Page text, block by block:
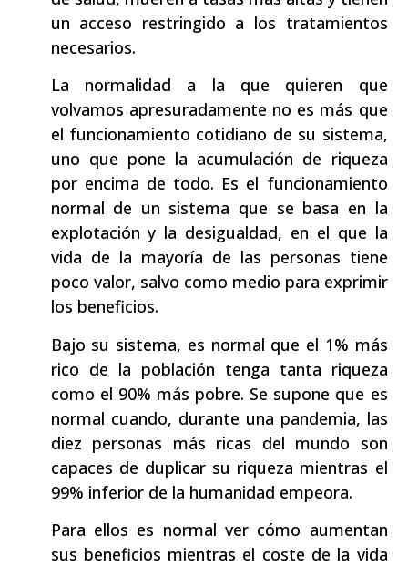
un acceso restringido a los tratamientos
necesarios.
La normalidad a la que quieren que
volvamos apresuradamente no es más que
el funcionamiento cotidiano de su sistema,
uno que pone la acumulación de riqueza
por encima de todo. Es el funcionamiento
normal de un sistema que se basa en la
explotación y la desigualdad, en el que la
vida de la mayoría de las personas tiene
poco valor, salvo como medio para exprimir
los beneficios.
Bajo su sistema, es normal que el 1% más
rico de la población tenga tanta riqueza
como el 90% más pobre. Se supone que es
normal cuando, durante una pandemia, las
diez personas más ricas del mundo son
capaces de duplicar su riqueza mientras el
99% inferior de la humanidad empeora.
Para ellos es normal ver cómo aumentan
sus beneficios mientras el coste de la vida